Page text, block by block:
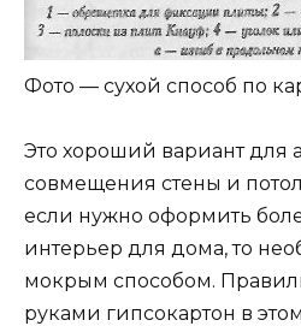
Фото — сухой способ по
Это хороший вариант для
совмещения стены и
если нужно оформить
интерьер для дома, то
мокрым способом.
руками гипсокартон в